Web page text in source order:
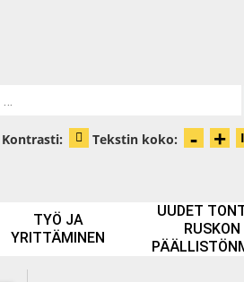
Kontrasti: Muuta kontrastia
Tekstin koko: - +
TYÖ JA
YRITTÄMINEN
UUDET
RUSKON